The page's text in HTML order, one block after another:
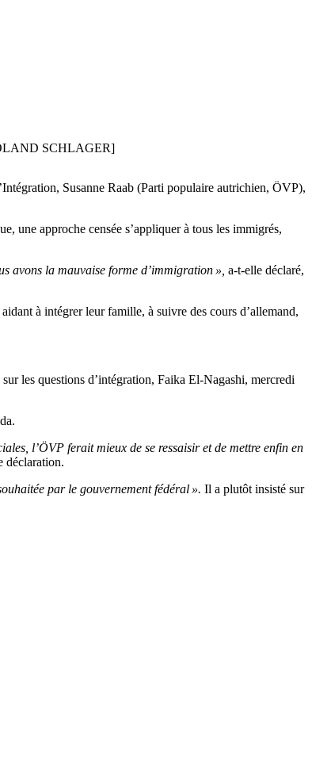
SCHLAGER]
Susanne Raab (Parti populaire autrichien, ÖVP),
une approche censée s’appliquer à tous les immigrés,
avons la mauvaise forme d’immigration », a-t-elle déclaré,
à intégrer leur famille, à suivre des cours d’allemand,
les questions d’intégration, Faika El-Nagashi, mercredi
l’ÖVP ferait mieux de se ressaisir et de mettre enfin en
déclaration.
par le gouvernement fédéral ». Il a plutôt insisté sur